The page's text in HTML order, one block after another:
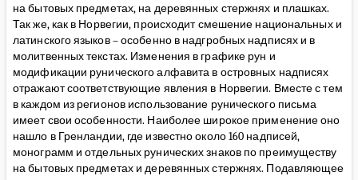
на бытовых предметах, на деревянных стержнях и плашках.
Так же, как в Норвегии, происходит смешение национальных и
латинского языков – особенно в надгробных надписях и в
молитвенных текстах. Изменения в графике рун и
модификации рунического алфавита в островных надписях
отражают соответствующие явления в Норвегии. Вместе с тем
в каждом из регионов использование рунического письма
имеет свои особенности. Наиболее широкое применение оно
нашло в Гренландии, где известно около 160 надписей,
монограмм и отдельных рунических знаков по преимуществу
на бытовых предметах и деревянных стержнях. Подавляющее